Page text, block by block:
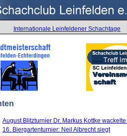
Internationale Leinfeldener Schachtage
August Blitzturnier Dr. Markus Kottke
16. Biergartenturnier: Neil Albrecht siegt